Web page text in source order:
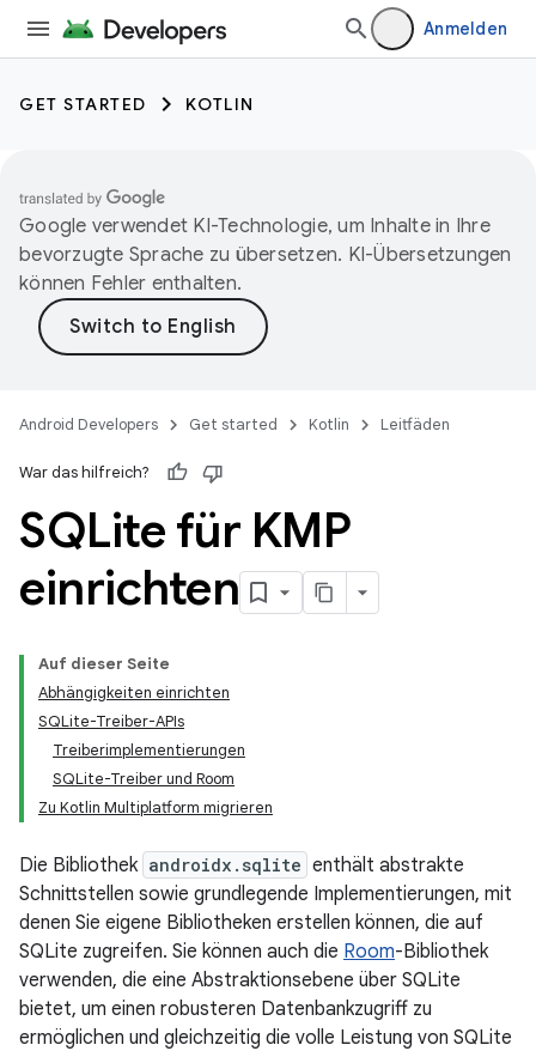
Anmelden
GET STARTED KOTLIN
Google verwendet KI-Technologie, um Inhalte in Ihre
bevorzugte Sprache zu übersetzen. KI-Übersetzungen
können Fehler enthalten.
Android Developers Get started Kotlin Leitfäden
War das hilfreich?
SQLite für KMP
einrichten
Auf dieser Seite
Abhängigkeiten einrichten
SQLite-Treiber-APIs
Treiberimplementierungen
SQLite-Treiber und Room
Zu Kotlin Multiplatform migrieren
Die Bibliothek androidx.sqlite enthält abstrakte
Schnittstellen sowie grundlegende Implementierungen, mit
denen Sie eigene Bibliotheken erstellen können, die auf
SQLite zugreifen. Sie können auch die Room-Bibliothek
verwenden, die eine Abstraktionsebene über SQLite
bietet, um einen robusteren Datenbankzugriff zu
ermöglichen und gleichzeitig die volle Leistung von SQLite